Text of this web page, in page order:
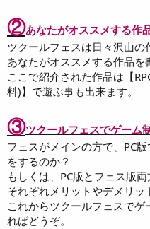
②あなたがオススメする作
ツクールフェスは日々沢山の
あなたがオススメする作品を
ここで紹介された作品は【
料)】で遊ぶ事も出来ます。
③ツクールフェスでゲーム
フェスがメインの方で、PC
をするのか？
もしくは、PC版とフェス版
それぞれメリットやデメリッ
これからツクールフェスで
ればどうぞ。